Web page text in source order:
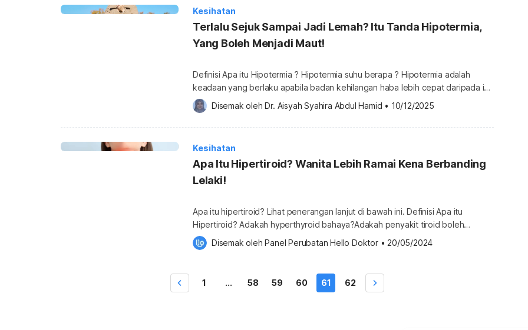
Kesihatan
Terlalu Sejuk Sampai Jadi Lemah? Itu Tanda Hipotermia,
Yang Boleh Menjadi Maut!
Definisi Apa itu Hipotermia ? Hipotermia suhu berapa ? Hipotermia adalah
keadaan yang berlaku apabila badan kehilangan haba lebih cepat daripada ia
menghasilkan haba. Ini berlaku apabila suhu badan jatuh di bawah 35°C (95
°F). Suhu badan manusia yang normal adalah kira-kira 37 ° C (98.6 ° F). Jika
hipotermia dibiarkan tanpa rawatan, keadaan anda boleh membawa […]
Disemak oleh Dr. Aisyah Syahira Abdul Hamid • 10/12/2025
Kesihatan
Apa Itu Hipertiroid? Wanita Lebih Ramai Kena Berbanding
Lelaki!
Apa itu hipertiroid? Lihat penerangan lanjut di bawah ini. Definisi Apa itu
Hipertiroid? Adakah hyperthyroid bahaya?Adakah penyakit tiroid boleh
sembuh? Hipertiroid adalah sejenis penyakit yang disebabkan oleh kelenjar
tiroid yang terlalu aktif. Kelenjar tiroid terletak di leher dan berfungsi
kita. Antara fungsi kelenjar tiroid termasuk mengawal kadar kalsium di […]
Disemak oleh Panel Perubatan Hello Doktor • 20/05/2024
1 ... 58 59 60 61 62